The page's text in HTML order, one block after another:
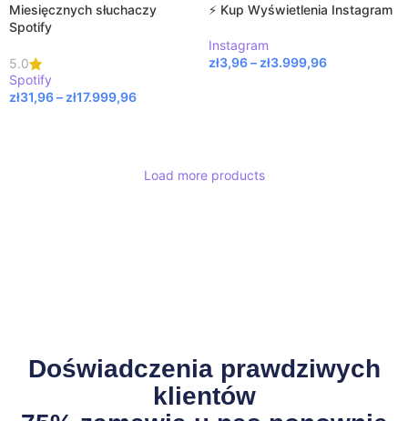
Miesięcznych słuchaczy
Spotify
5.0
Spotify
zł31,96– zł17.999,96
⚡ Kup Wyświetlenia Instagram
Instagram
zł3,96– zł3.999,96
Load more products
Doświadczenia prawdziwych
klientów